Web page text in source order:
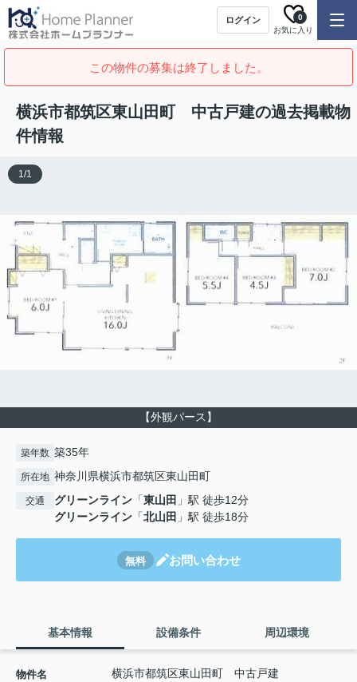
ログイン
お気に入り
0
この物件の募集は終了しました。
横浜市都筑区東山田町 中古戸建の過去掲載物
件情報
【外観パース】
1/1
築年数 築35年
所在地 神奈川県横浜市都筑区東山田町
交通 グリーンライン 「東山田 」駅 徒歩12分
グリーンライン 「北山田 」駅 徒歩18分
無料 お問い合わせ
基本情報 設備条件 周辺環境
物件名 横浜市都筑区東山田町 中古戸建